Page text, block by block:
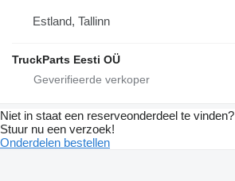
Estland, Tallinn
TruckParts Eesti OÜ
Niet in staat een reserveonderdeel te vinden?
Stuur nu een verzoek!
Onderdelen bestellen